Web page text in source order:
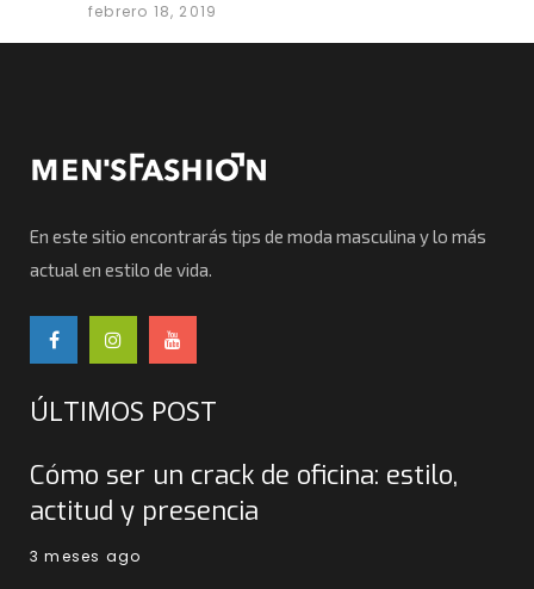
febrero 18, 2019
En este sitio encontrarás tips de moda masculina y lo más
actual en estilo de vida.
ÚLTIMOS POST
Cómo ser un crack de oficina: estilo,
actitud y presencia
3 meses ago